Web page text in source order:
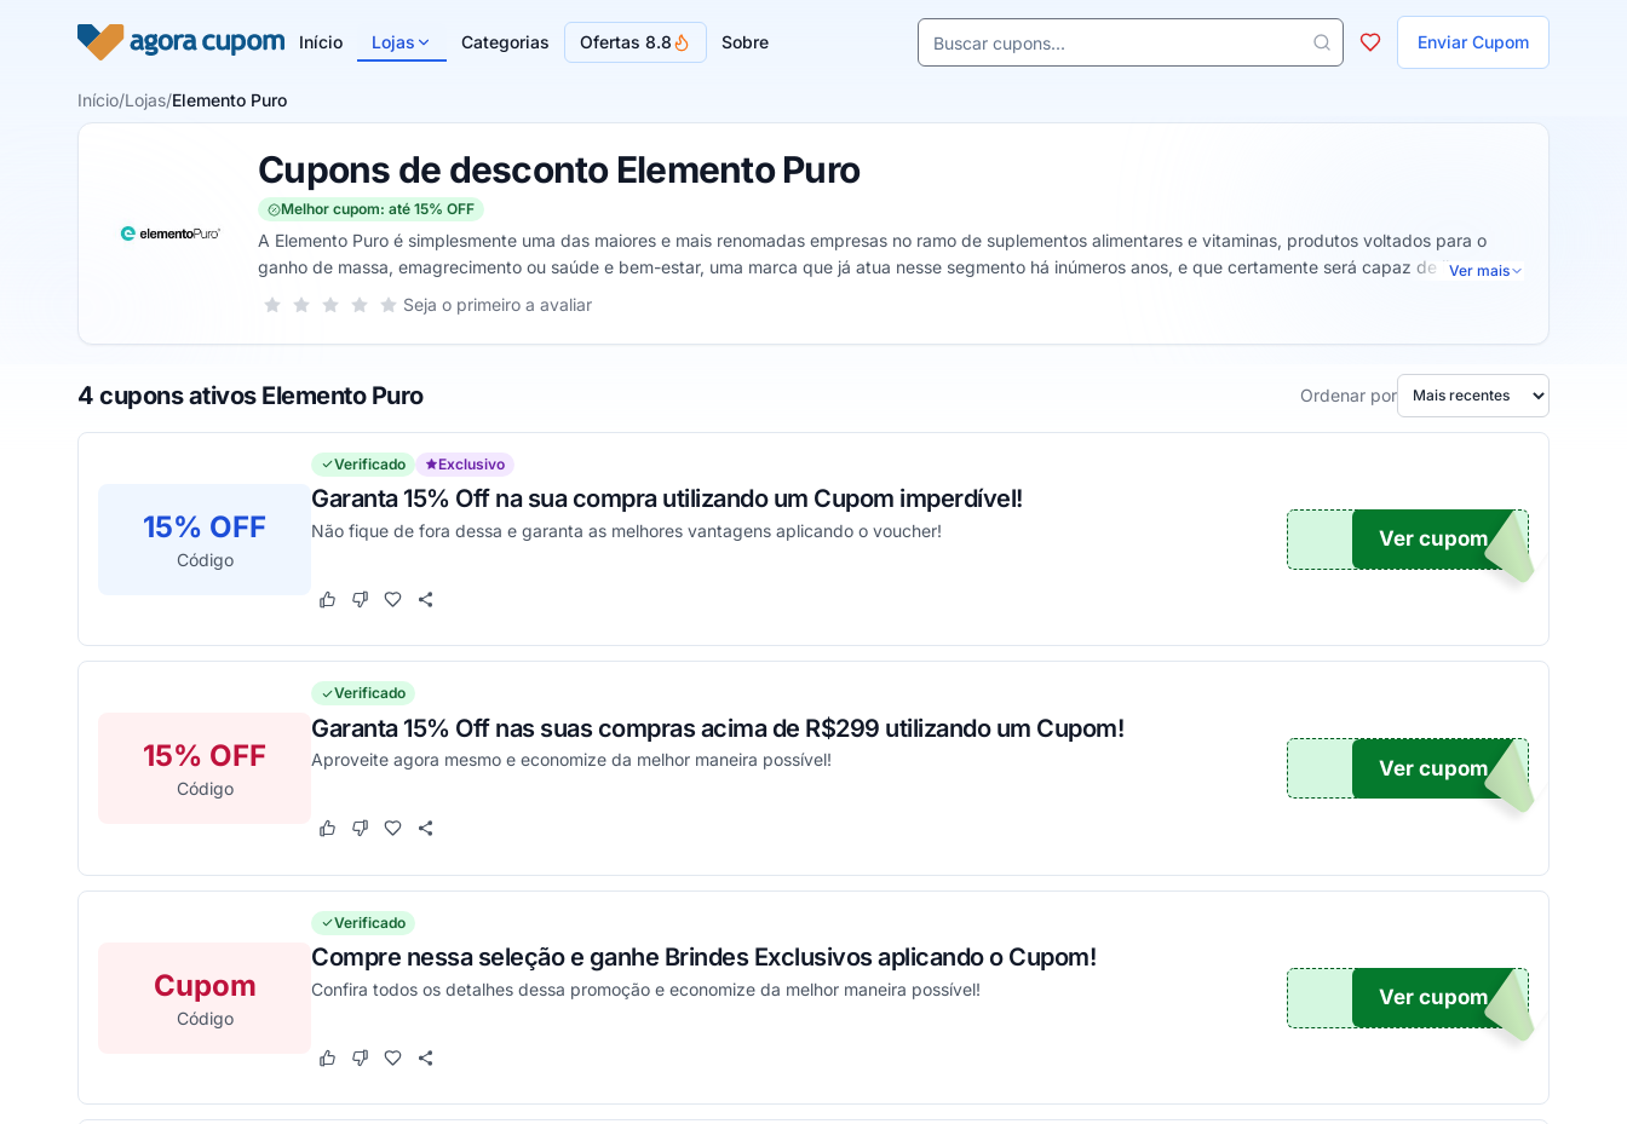
Início Lojas Categorias Ofertas 8.8 Sobre Enviar Cupom
Buscar cupons e lojas
Início/Lojas/Elemento Puro
Cupons de desconto Elemento Puro
Melhor cupom: até 15% OFF
A Elemento Puro é simplesmente uma das maiores e mais renomadas empresas no ramo de suplementos alimentares e vitaminas, produtos voltados para o
ganho de massa, emagrecimento ou saúde e bem-estar, uma marca que já atua nesse segmento há inúmeros anos, e que certamente será capaz de lhe
fornecer uma experiência simplesmente única, tanto através da qualidade dos seus produtos quanto através dos seus excelentes valores conseguidos com um
Ver mais
Sua nota para Elemento Puro, de 1 a 5 estrelas
5 estrelas
4 estrelas
3 estrelas
2 estrelas
1 estrela Seja o primeiro a avaliar
4 cupons ativos Elemento Puro Ordenar por
15% OFF
Código
Verificado Exclusivo
Garanta 15% Off na sua compra utilizando um Cupom imperdível!
Não fique de fora dessa e garanta as melhores vantagens aplicando o voucher!
Este cupom funcionou
Este cupom não funcionou
15
Ver cupom
15% OFF
Código
Verificado
Garanta 15% Off nas suas compras acima de R$299 utilizando um Cupom!
Aproveite agora mesmo e economize da melhor maneira possível!
Este cupom funcionou
Este cupom não funcionou
15
Ver cupom
Cupom
Código
Verificado
Compre nessa seleção e ganhe Brindes Exclusivos aplicando o Cupom!
Confira todos os detalhes dessa promoção e economize da melhor maneira possível!
Este cupom funcionou
Este cupom não funcionou
NTE
Ver cupom